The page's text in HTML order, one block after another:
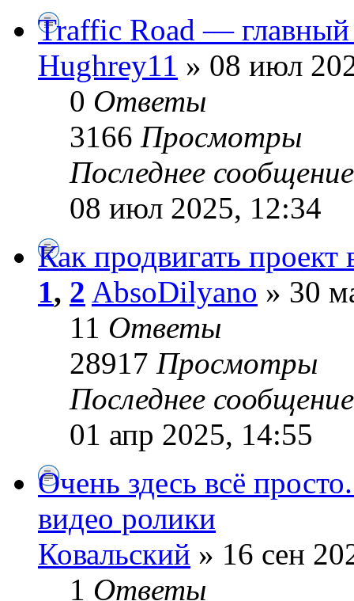
Traffic Road — главный
Hughrey11 » 08 июл
0 Ответы
3166 Просмотры
Последнее
08 июл 2025, 12:34
Как продвигать проект
1, 2 AbsoDilyano » 30
11 Ответы
28917 Просмотры
Последнее
01 апр 2025, 14:55
Очень здесь всё
видео ролики
Ковальский » 16 сен
1 Ответы